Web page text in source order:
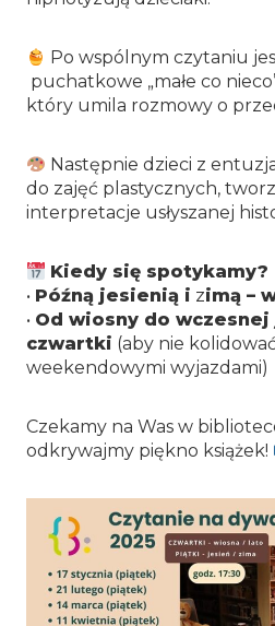
Po wspólnym czytaniu
puchatkowe „małe co
który umila rozmowy o
Następnie dzieci z
do zajęć plastycznych,
interpretacje usłyszanej
Kiedy się spotykamy?
• Późną jesienią i zimą –
• Od wiosny do
czwartki (aby nie
weekendowymi wyjazdami)
Czekamy na Was w
odkrywajmy piękno książek!